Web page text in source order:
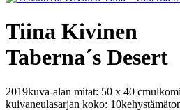
Tiina Kivinen
Taberna´s Desert
2019kuva-alan mitat: 50 x 40 cm
kuivaneulasarjan koko: 10